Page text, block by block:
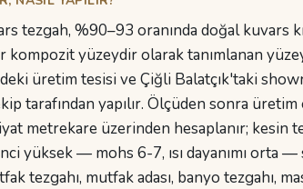
tezgah, %90–93 oranında doğal kuvars
yüzeydir olarak tanımlanan
üretim tesisi ve Çiğli Balatçık'taki
tarafından yapılır. Ölçüden sonra
metrekare üzerinden hesaplanır; kesin
yüksek — mohs 6-7, ısı dayanımı orta —
tezgahı, mutfak adası, banyo tezgahı,